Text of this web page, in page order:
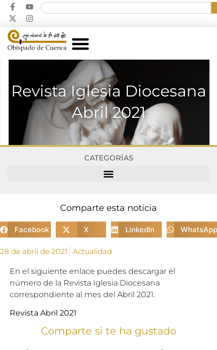
Revista Iglesia Diocesana
Abril 2021
CATEGORÍAS
Comparte esta noticia
Facebook X LinkedIn WhatsApp
28 de abril de 2021 Actualidad
En el siguiente enlace puedes descargar el
número de la Revista Iglesia Diocesana
correspondiente al mes del Abril 2021.
Revista Abril 2021
Comparte si te ha gustado